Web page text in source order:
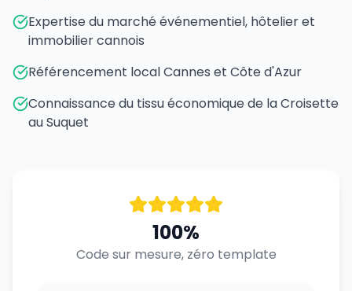
Expertise du marché événementiel, hôtelier et
immobilier cannois
Référencement local Cannes et Côte d'Azur
Connaissance du tissu économique de la Croisette
au Suquet
100%
Code sur mesure, zéro template